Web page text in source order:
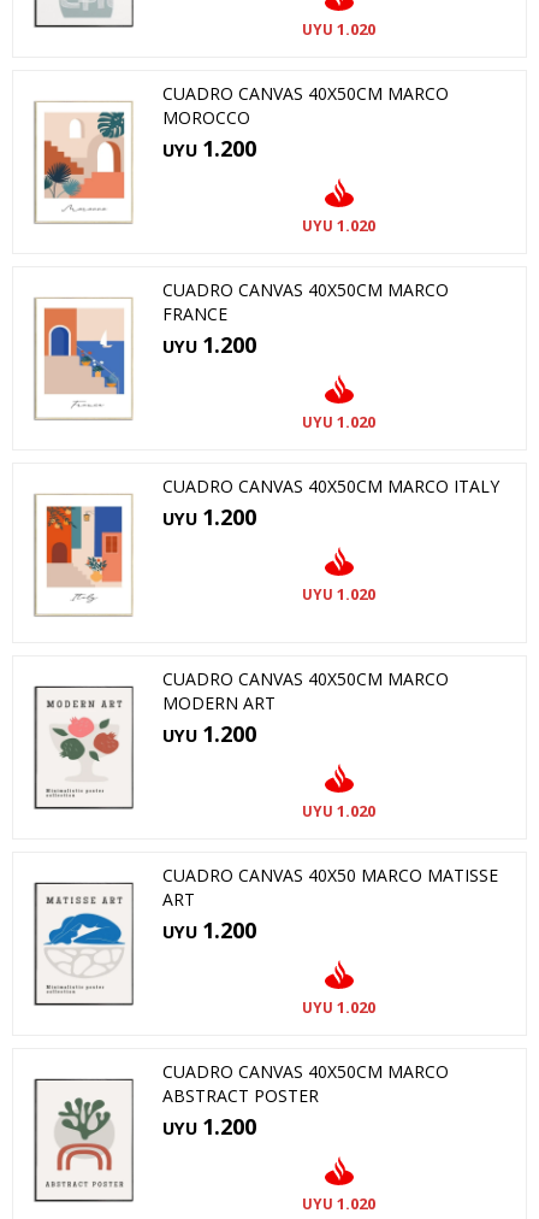
UYU 1.020
CUADRO CANVAS 40X50CM MARCO
MOROCCO
UYU 1.200
UYU 1.020
CUADRO CANVAS 40X50CM MARCO
FRANCE
UYU 1.200
UYU 1.020
CUADRO CANVAS 40X50CM MARCO ITALY
UYU 1.200
UYU 1.020
CUADRO CANVAS 40X50CM MARCO
MODERN ART
UYU 1.200
UYU 1.020
CUADRO CANVAS 40X50 MARCO MATISSE
ART
UYU 1.200
UYU 1.020
CUADRO CANVAS 40X50CM MARCO
ABSTRACT POSTER
UYU 1.200
UYU 1.020